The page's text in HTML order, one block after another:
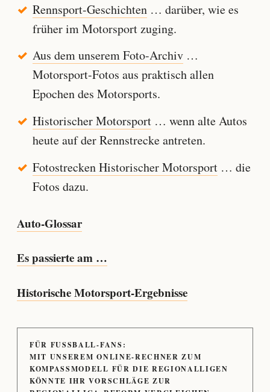
Rennsport-Geschichten… darüber, wie es
früher im Motorsport zuging.
Aus dem unserem Foto-Archiv…
Motorsport-Fotos aus praktisch allen
Epochen des Motorsports.
Historischer Motorsport… wenn alte Autos
heute auf der Rennstrecke antreten.
Fotostrecken Historischer Motorsport… die
Fotos dazu.
Auto-Glossar
Es passierte am …
Historische Motorsport-Ergebnisse
FÜR FUSSBALL-FANS:
MIT UNSEREM ONLINE-RECHNER ZUM
KOMPASSMODELL FÜR DIE REGIONALLIGEN
KÖNNTE IHR VORSCHLÄGE ZUR